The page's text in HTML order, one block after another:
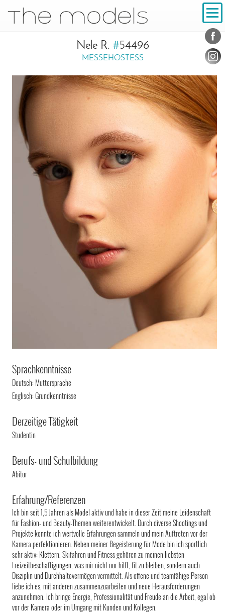
Navigation
Nele R. #54496
MESSEHOSTESS
Sprachkenntnisse
Deutsch: Muttersprache
Englisch: Grundkenntnisse
Derzeitige Tätigkeit
Studentin
Berufs- und Schulbildung
Abitur
Erfahrung/Referenzen
Ich bin seit 1,5 Jahren als Model aktiv und habe in dieser Zeit meine Leidenschaft
für Fashion- und Beauty-Themen weiterentwickelt. Durch diverse Shootings und
Projekte konnte ich wertvolle Erfahrungen sammeln und mein Auftreten vor der
Kamera perfektionieren. Neben meiner Begeisterung für Mode bin ich sportlich
sehr aktiv: Klettern, Skifahren und Fitness gehören zu meinen liebsten
Freizeitbeschäftigungen, was mir nicht nur hilft, fit zu bleiben, sondern auch
Disziplin und Durchhaltevermögen vermittelt. Als offene und teamfähige Person
liebe ich es, mit anderen zusammenzuarbeiten und neue Herausforderungen
anzunehmen. Ich bringe Energie, Professionalität und Freude an die Arbeit, egal ob
vor der Kamera oder im Umgang mit Kunden und Kollegen.